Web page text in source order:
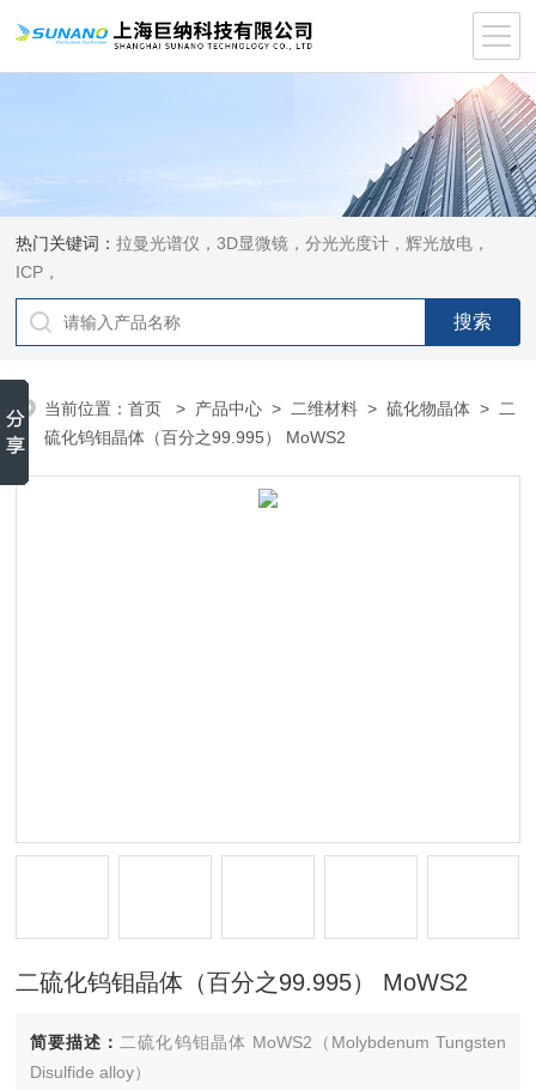
热门关键词：拉曼光谱仪，3D显微镜，分光光度计，辉光放电，
ICP，
当前位置：首页 > 产品中心 > 二维材料 >硫化物晶体 > 二
硫化钨钼晶体（百分之99.995） MoWS2
二硫化钨钼晶体（百分之99.995） MoWS2
简要描述： 二硫化钨钼晶体 MoWS2（Molybdenum Tungsten
Disulfide alloy）